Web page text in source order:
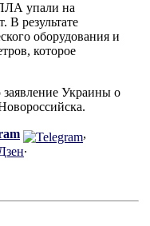
упали на
В результате
оборудования и
которое
заявление Украины о
,
.